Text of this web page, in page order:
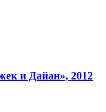
и Дайан», 2012